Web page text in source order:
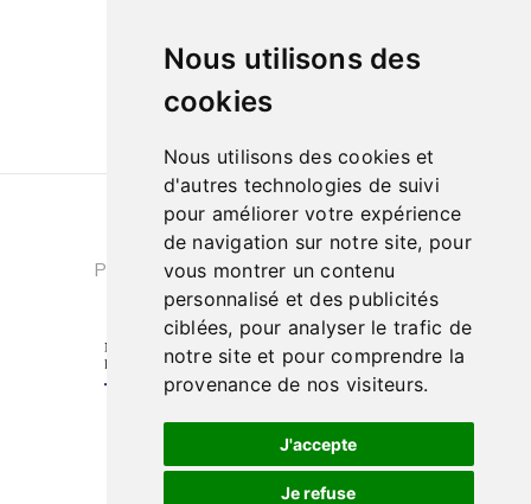
Nous utilisons des
cookies
Nous utilisons des cookies et
d'autres technologies de suivi
pour améliorer votre expérience
de navigation sur notre site, pour
vous montrer un contenu
personnalisé et des publicités
ciblées, pour analyser le trafic de
notre site et pour comprendre la
provenance de nos visiteurs.
J'accepte
Je refuse
10h à 13h et de 14h à 18h
Conditions générales de ventes
|
Politique de confidentialité
| Cookies